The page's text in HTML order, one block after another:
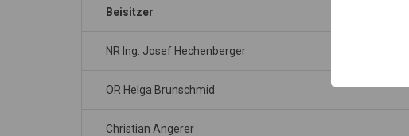
Beisitzer
NR Ing. Josef Hechenberger
ÖR Helga Brunschmid
Christian Angerer